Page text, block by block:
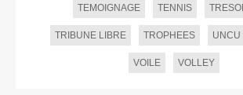
TEMOIGNAGE TENNIS
TRIBUNE LIBRE TROPHEES UNCU
VOILE VOLLEY